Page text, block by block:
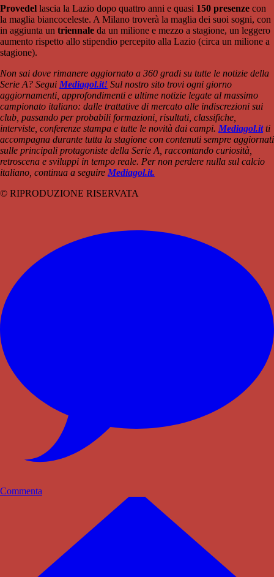
Provedel lascia la Lazio dopo quattro anni e quasi 150 presenze con
la maglia biancoceleste. A Milano troverà la maglia dei suoi sogni, con
in aggiunta un triennale da un milione e mezzo a stagione, un leggero
aumento rispetto allo stipendio percepito alla Lazio (circa un milione a
stagione).
Non sai dove rimanere aggiornato a 360 gradi su tutte le notizie della
Serie A? Segui Mediagol.it! Sul nostro sito trovi ogni giorno
aggiornamenti, approfondimenti e ultime notizie legate al massimo
campionato italiano: dalle trattative di mercato alle indiscrezioni sui
club, passando per probabili formazioni, risultati, classifiche,
interviste, conferenze stampa e tutte le novità dai campi. Mediagol.itti
accompagna durante tutta la stagione con contenuti sempre aggiornati
sulle principali protagoniste della Serie A, raccontando curiosità,
retroscena e sviluppi in tempo reale. Per non perdere nulla sul calcio
italiano, continua a seguire Mediagol.it.
© RIPRODUZIONE RISERVATA
Commenta